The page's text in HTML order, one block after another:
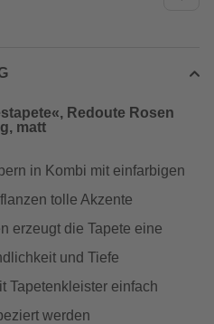
Redoute Rosen
matt
in Kombi mit einfarbigen
tolle Akzente
erzeugt die Tapete eine
und Tiefe
Tapetenkleister einfach
werden